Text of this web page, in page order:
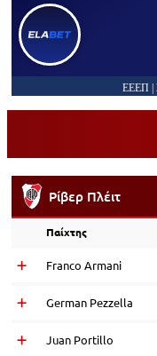
ΕΕΕΠ
Ρίβερ Πλέιτ
Παίχτης
Franco Armani
German Pezzella
Juan Portillo